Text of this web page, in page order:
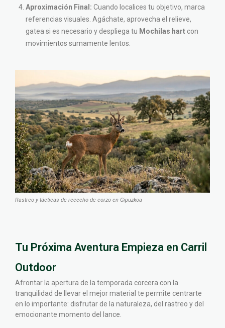
Aproximación Final: Cuando localices tu objetivo, marca
referencias visuales. Agáchate, aprovecha el relieve,
gatea si es necesario y despliega tu Mochilas hart con
movimientos sumamente lentos.
Rastreo y tácticas de rececho de corzo en Gipuzkoa
Tu Próxima Aventura Empieza en Carril
Outdoor
Afrontar la apertura de la temporada corcera con la
tranquilidad de llevar el mejor material te permite centrarte
en lo importante: disfrutar de la naturaleza, del rastreo y del
emocionante momento del lance.